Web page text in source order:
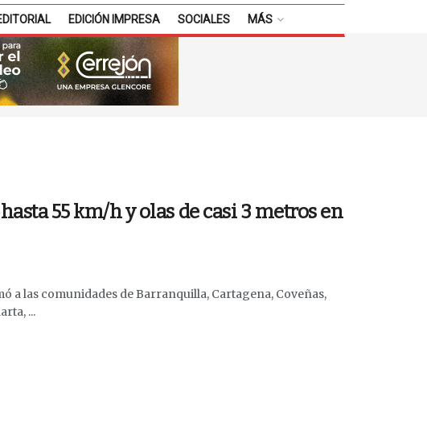
EDICIÓN IMPRESA SOCIALES MÁS
55 km/h y olas de casi 3 metros en
las comunidades de Barranquilla, Cartagena, Coveñas,
...